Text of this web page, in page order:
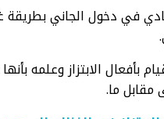
في دخول الجاني
بأفعال الابتزاز وعلمه
ما.